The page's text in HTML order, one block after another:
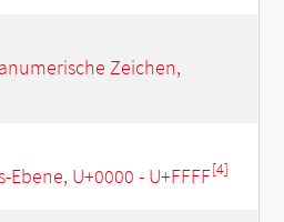
Zeichen,
U+0000 - U+FFFF[4]